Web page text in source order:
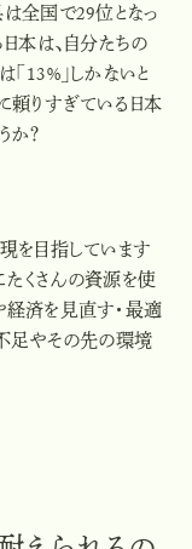
全国で29位となっ
本は、自分たちの
13%」しかないと
頼りすぎている日本
か？
を目指しています
くさんの資源を使
経済を見直す・最適
足やその先の環境